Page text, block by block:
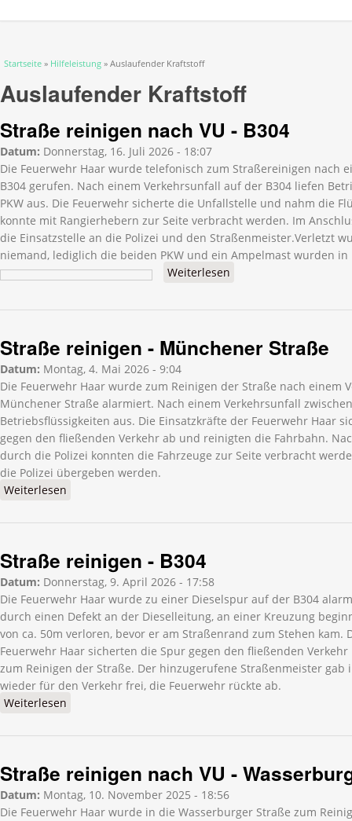
Sie sind hier
Startseite » Hilfeleistung » Auslaufender Kraftstoff
Auslaufender Kraftstoff
Straße reinigen nach VU - B304
Datum: Donnerstag, 16. Juli 2026 - 18:07
Die Feuerwehr Haar wurde telefonisch zum Straßereinigen nach
B304 gerufen. Nach einem Verkehrsunfall auf der B304 liefen
PKW aus. Die Feuerwehr sicherte die Unfallstelle und nahm die
konnte mit Rangierhebern zur Seite verbracht werden. Im
die Einsatzstelle an die Polizei und den Straßenmeister.Verletzt
niemand, lediglich die beiden PKW und ein Ampelmast wurden
Weiterlesen
Straße reinigen - Münchener Straße
Datum: Montag, 4. Mai 2026 - 9:04
Die Feuerwehr Haar wurde zum Reinigen der Straße nach einem
Münchener Straße alarmiert. Nach einem Verkehrsunfall
Betriebsflüssigkeiten aus. Die Einsatzkräfte der Feuerwehr Haar
gegen den fließenden Verkehr ab und reinigten die Fahrbahn.
durch die Polizei konnten die Fahrzeuge zur Seite verbracht
die Polizei übergeben werden.
Weiterlesen
Straße reinigen - B304
Datum: Donnerstag, 9. April 2026 - 17:58
Die Feuerwehr Haar wurde zu einer Dieselspur auf der B304
durch einen Defekt an der Dieselleitung, an einer Kreuzung
von ca. 50m verloren, bevor er am Straßenrand zum Stehen kam.
Feuerwehr Haar sicherten die Spur gegen den fließenden
zum Reinigen der Straße. Der hinzugerufene Straßenmeister gab
wieder für den Verkehr frei, die Feuerwehr rückte ab.
Weiterlesen
Straße reinigen nach VU -
Datum: Montag, 10. November 2025 - 18:56
Die Feuerwehr Haar wurde in die Wasserburger Straße zum